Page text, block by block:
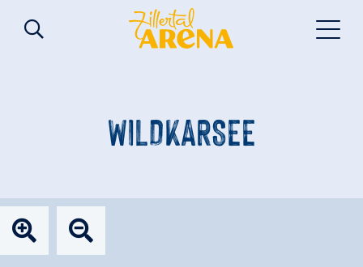
WILDKARSEE